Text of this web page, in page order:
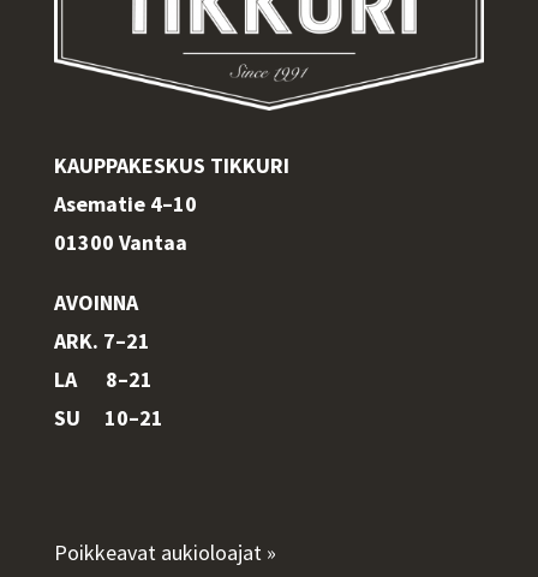
KAUPPAKESKUS TIKKURI
Asematie 4–10
01300 Vantaa
AVOINNA
ARK. 7–21
LA 8–21
SU 10–21
Poikkeavat aukioloajat »